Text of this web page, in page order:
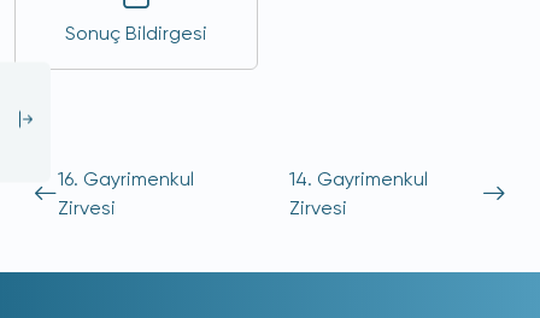
Sonuç Bildirgesi
16. Gayrimenkul
Zirvesi
14. Gayrimenkul
Zirvesi